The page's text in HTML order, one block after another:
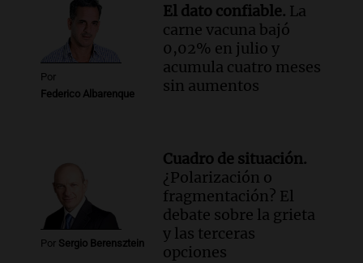
Por
Federico Albarenque
El dato confiable. La
carne vacuna bajó
0,02% en julio y
acumula cuatro meses
sin aumentos
Por Sergio Berensztein
Cuadro de situación.
¿Polarización o
fragmentación? El
debate sobre la grieta
y las terceras
opciones